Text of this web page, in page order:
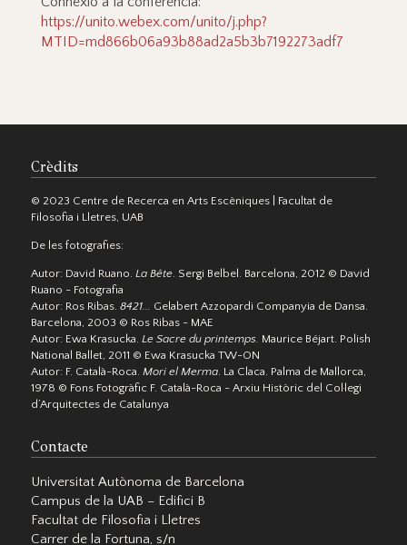
https://unito.webex.com/unito/j.php?
MTID=md866b06a93b88ad2a5b3b7192273adf7
Crèdits
© 2023 Centre de Recerca en Arts Escèniques | Facultat de
Filosofia i Lletres, UAB
De les fotografies:
Autor: David Ruano. La Bête. Sergi Belbel. Barcelona, 2012 © David
Ruano - Fotografia
Autor: Ros Ribas. 8421... Gelabert Azzopardi Companyia de Dansa.
Barcelona, 2003 © Ros Ribas - MAE
Autor: Ewa Krasucka. Le Sacre du printemps. Maurice Béjart. Polish
National Ballet, 2011 © Ewa Krasucka TW-ON
Autor: F. Català-Roca. Mori el Merma. La Claca. Palma de Mallorca,
1978 © Fons Fotogràfic F. Català-Roca - Arxiu Històric del Col·legi
d’Arquitectes de Catalunya
Contacte
Universitat Autònoma de Barcelona
Campus de la UAB – Edifici B
Facultat de Filosofia i Lletres
Carrer de la Fortuna, s/n